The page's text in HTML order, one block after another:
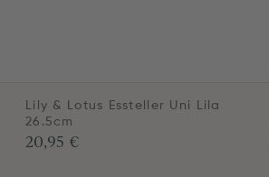
Lily & Lotus Essteller Uni Lila
26.5cm
20,95 €